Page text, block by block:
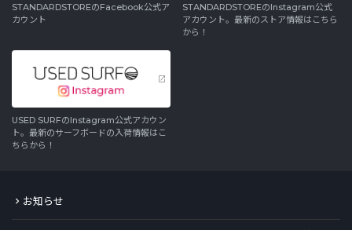
STANDARDSTOREのFacebook公式ア
カウント
STANDARDSTOREのInstagram公式
アカウント。最新のストア情報はこちら
から！
USED SURFのInstagram公式アカウン
ト。最新のサーフボードの入荷情報はこ
ちらから！
お知らせ